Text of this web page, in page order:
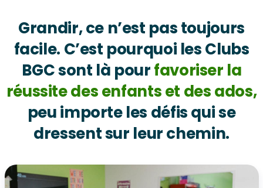
Grandir, ce n’est pas toujours
facile. C’est pourquoi les Clubs
BGC sont là pourfavoriser la
réussite des enfants et des ados,
peu importe les défis qui se
dressent sur leur chemin.